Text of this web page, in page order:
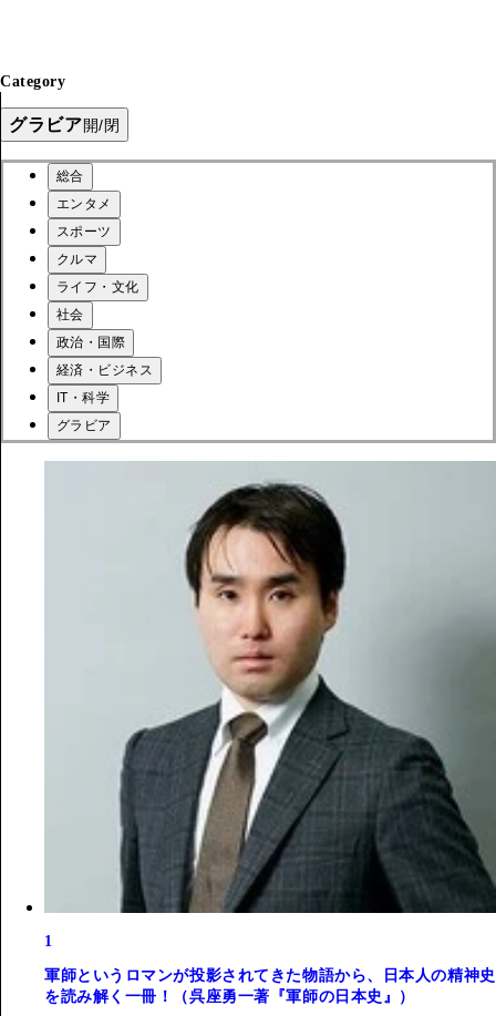
Category
グラビア開/閉
総合
エンタメ
スポーツ
クルマ
ライフ・文化
社会
政治・国際
経済・ビジネス
IT・科学
グラビア
1
軍師というロマンが投影されてきた物語から、日本人の精神史
を読み解く一冊！（呉座勇一著『軍師の日本史』）